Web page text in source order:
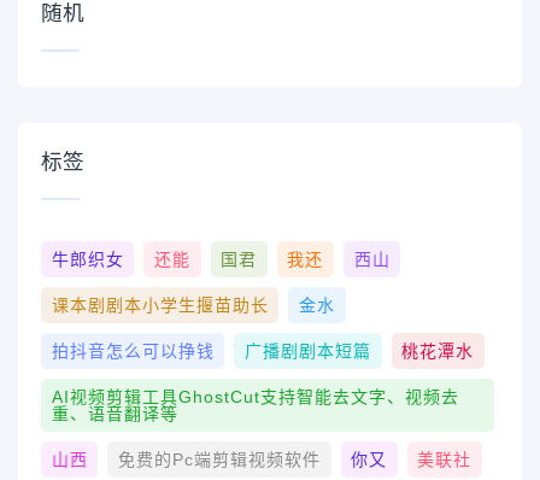
随机
标签
牛郎织女 还能 国君 我还 西山
课本剧剧本小学生揠苗助长 金水
拍抖音怎么可以挣钱 广播剧剧本短篇 桃花潭水
AI视频剪辑工具GhostCut支持智能去文字、视频去
重、语音翻译等
山西 免费的pc端剪辑视频软件 你又 美联社